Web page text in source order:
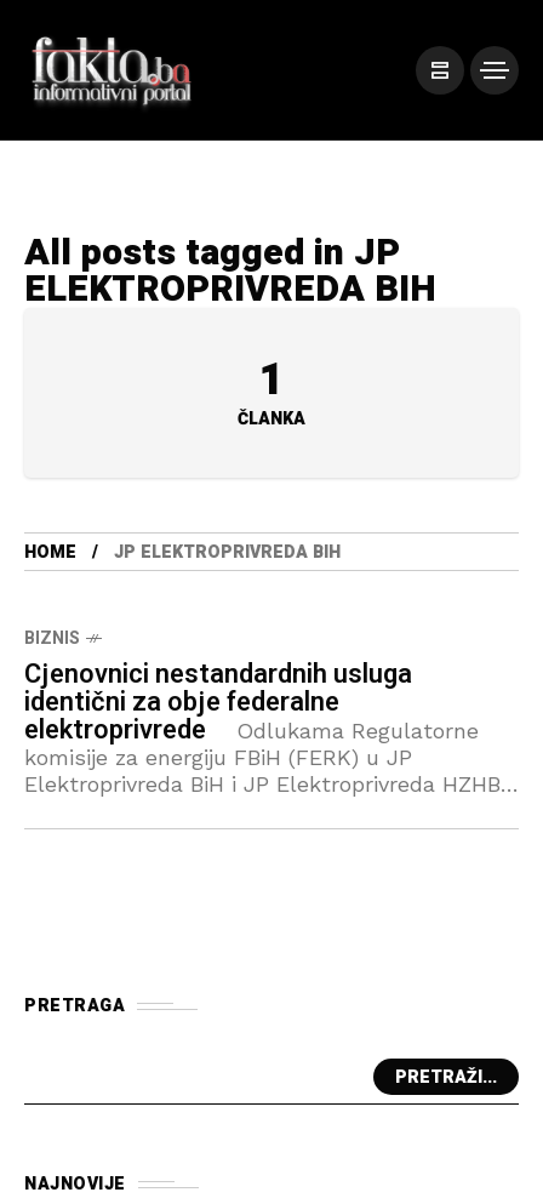
All posts tagged in JP
ELEKTROPRIVREDA BIH
1
ČLANKA
HOME JP ELEKTROPRIVREDA BIH
BIZNIS
Cjenovnici nestandardnih usluga
identični za obje federalne
elektroprivrede
Odlukama Regulatorne
komisije za energiju FBiH (FERK) u JP
Elektroprivreda BiH i JP Elektroprivreda HZHB
usluga. Odluke o novim cjenovnicima donesene
PRETRAGA
PRETRAŽI...
NAJNOVIJE